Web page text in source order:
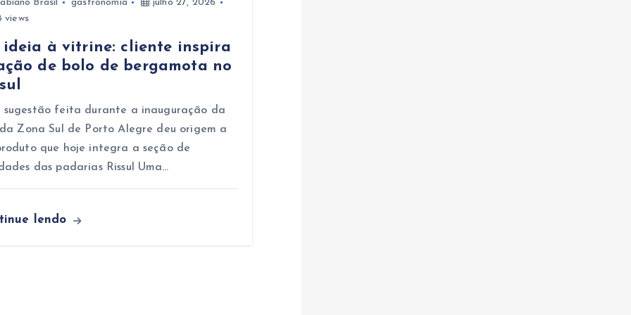
Brasil gastronomia
julho 27, 2026
views
ideia à vitrine: cliente inspira
de bolo de bergamota no
sugestão feita durante a inauguração da
Zona Sul de Porto Alegre deu origem a
que hoje integra a seção de
das padarias Rissul Uma…
lendo